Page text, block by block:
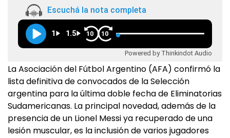
Escuchá la nota completa
1 1.5 10 10
Powered by Thinkindot Audio
La Asociación del Fútbol Argentino (AFA) confirmó la
lista definitiva de convocados de la Selección
argentina para la última doble fecha de Eliminatorias
Sudamericanas. La principal novedad, además de la
presencia de un Lionel Messi ya recuperado de una
lesión muscular, es la inclusión de varios jugadores